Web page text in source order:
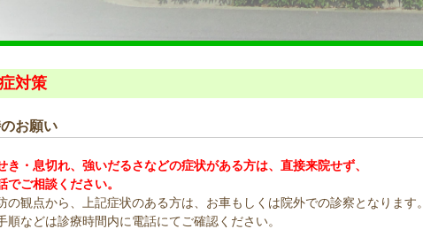
対策
お願い
き・息切れ、強いだるさなどの症状がある方は、直接来院せず、
でご相談ください。
の観点から、上記症状のある方は、お車もしくは院外での診察となります。
順などは診療時間内に電話にてご確認ください。